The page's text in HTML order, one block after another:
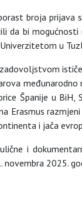
broja
da bi
Univerzitetom u
Španije u
Erasmus
i jača
i
2025.